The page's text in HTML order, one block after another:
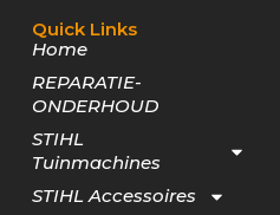
Quick Links
Home
REPARATIE-
ONDERHOUD
STIHL
Tuinmachines
STIHL Accessoires